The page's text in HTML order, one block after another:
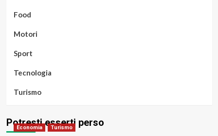
Food
Motori
Sport
Tecnologia
Turismo
Potresti esserti perso
Economia Turismo